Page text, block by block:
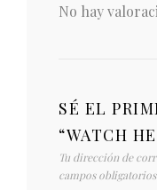
No hay
SÉ EL
“WATCH
Tu dirección de
campos